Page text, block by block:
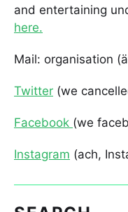
and entertaining
here.
Mail: organisation
Twitter (we
Facebook (we
Instagram (ach,